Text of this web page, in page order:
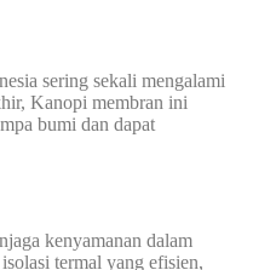
sering sekali mengalami
Kanopi membran ini
bumi dan dapat
kenyamanan dalam
termal yang efisien,